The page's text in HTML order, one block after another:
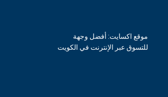
موقع اكسايت: أفضل وجهة
للتسوق عبر الإنترنت في الكويت